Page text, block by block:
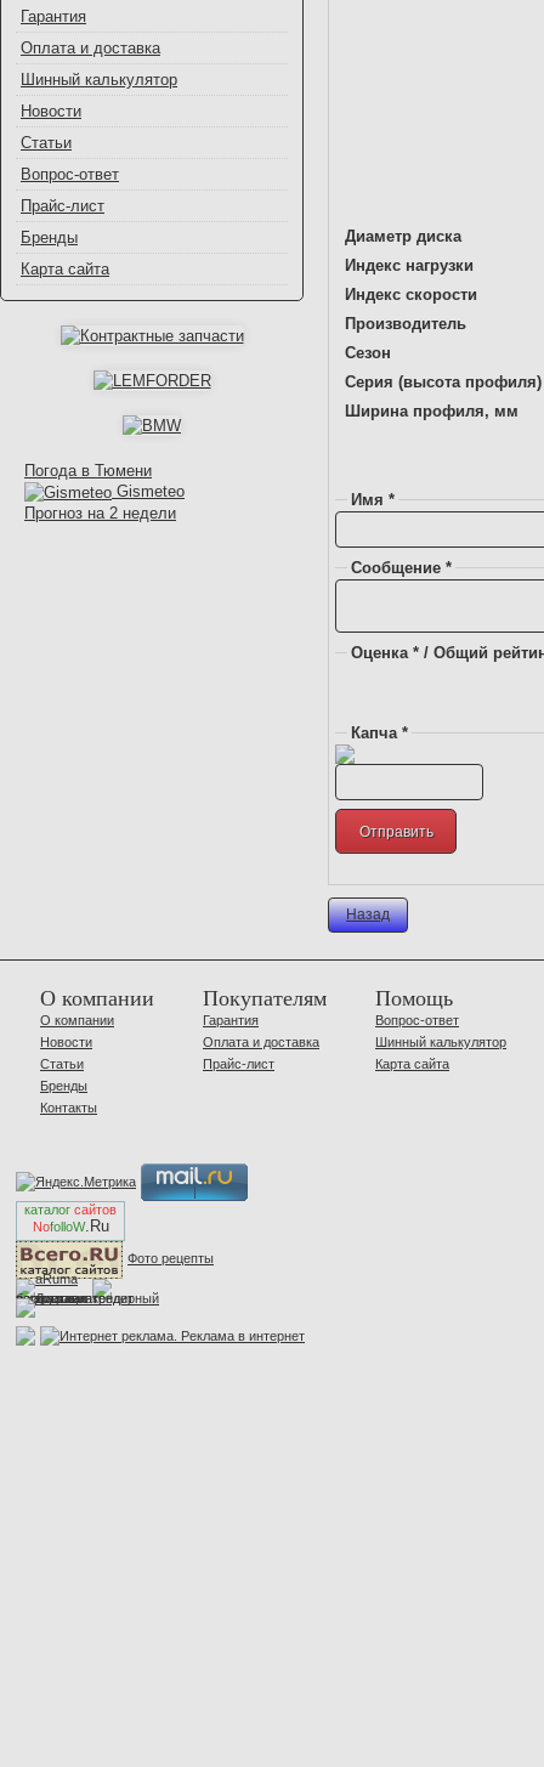
Гарантия
Оплата и доставка
Шинный калькулятор
Новости
Статьи
Вопрос-ответ
Прайс-лист
Бренды
Карта сайта
Погода в Тюмени
Gismeteo
Прогноз на 2 недели
Диаметр диска
Индекс нагрузки
Индекс скорости
Производитель
Сезон
Серия (высота профиля)
Ширина профиля, мм
Имя *
Сообщение *
Оценка * / Общий
Капча *
Назад
О компании
О компании
Новости
Статьи
Бренды
Контакты
Покупателям
Гарантия
Оплата и доставка
Прайс-лист
Помощь
Вопрос-ответ
Шинный калькулятор
Карта сайта
каталог сайтов
NofolloW.Ru
Фото рецепты